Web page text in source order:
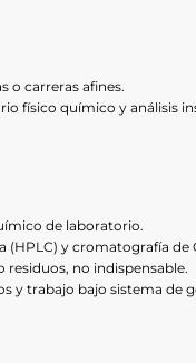
o carreras afines.
físico químico y análisis
de laboratorio.
y cromatografía de
no indispensable.
y trabajo bajo sistema de